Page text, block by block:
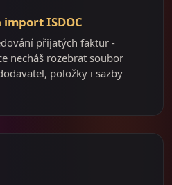
ISDOC
přijatých faktur -
necháš rozebrat soubor
položky i sazby